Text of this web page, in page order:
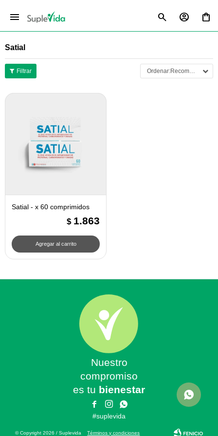
menu
Satial
Recomendados
Satial - x 60 comprimidos
$ 1.863
Nuestro
compromiso
es tu bienestar
 

#suplevida
© Copyright 2026 / SuplevidaTérminos y condiciones